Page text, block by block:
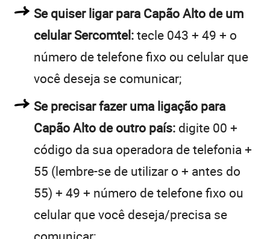
Se quiser ligar para Capão Alto de um
celular Sercomtel:tecle 043 + 49 + o
número de telefone fixo ou celular que
você deseja se comunicar;
Se precisar fazer uma ligação para
Capão Alto de outro país: digite 00 +
código da sua operadora de telefonia +
55 (lembre-se de utilizar o + antes do
55) + 49 + número de telefone fixo ou
celular que você deseja/precisa se